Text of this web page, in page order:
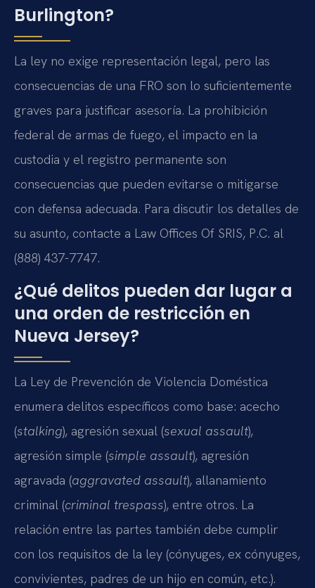
Burlington?
La ley no exige representación legal, pero las
consecuencias de una FRO son lo suficientemente
graves para justificar asesoría. La prohibición
federal de armas de fuego, el impacto en la
custodia y el registro permanente son
consecuencias que pueden evitarse o mitigarse
con defensa adecuada. Para discutir los detalles de
su asunto, contacte a Law Offices Of SRIS, P.C. al
(888) 437-7747.
¿Qué delitos pueden dar lugar a
una orden de restricción en
Nueva Jersey?
La Ley de Prevención de Violencia Doméstica
enumera delitos específicos como base: acecho
(stalking), agresión sexual (sexual assault),
agresión simple (simple assault), agresión
agravada (aggravated assault), allanamiento
criminal (criminal trespass), entre otros. La
relación entre las partes también debe cumplir
con los requisitos de la ley (cónyuges, ex cónyuges,
convivientes, padres de un hijo en común, etc.).